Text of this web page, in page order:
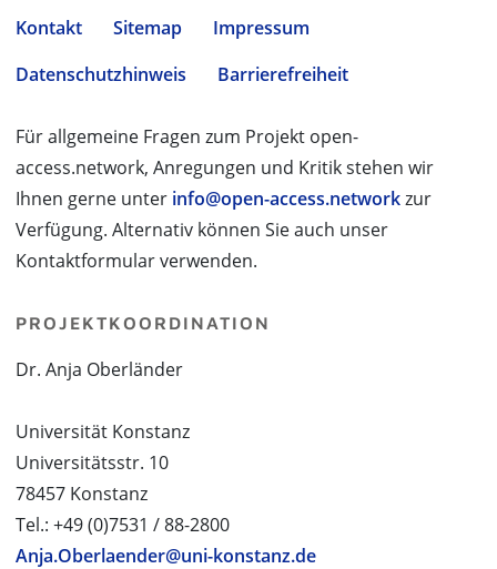
Kontakt Sitemap
Impressum
Datenschutzhinweis
Barrierefreiheit
Für allgemeine Fragen zum Projekt open-
access.network, Anregungen und Kritik stehen wir
Ihnen gerne unter info@open-access.networkzur
Verfügung. Alternativ können Sie auch unser
Kontaktformular verwenden.
PROJEKTKOORDINATION
Dr. Anja Oberländer
Universität Konstanz
Universitätsstr. 10
78457 Konstanz
Tel.: +49 (0)7531 / 88-2800
Anja.Oberlaender@uni-konstanz.de